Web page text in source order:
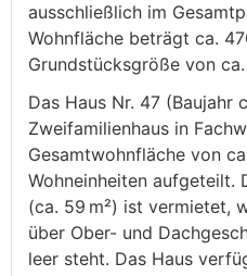
ausschließlich im
Wohnfläche beträgt ca.
Grundstücksgröße von ca.
Das Haus Nr. 47 (Baujahr
Zweifamilienhaus in
Gesamtwohnfläche von
Wohneinheiten aufgeteilt.
(ca. 59 m²) ist vermietet,
über Ober- und
leer steht. Das Haus